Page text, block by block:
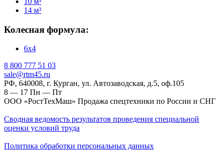
14 м³
Колесная формула:
6х4
‎8 800 777 51 03
sale@rtm45.ru
РФ, 640008, г. Курган, ул. Автозаводская, д.5, оф.105
8 — 17 Пн — Пт
ООО «РостТехМаш» Продажа спецтехники по России и СНГ
Сводная ведомость результатов проведения специальной
оценки условий труда
Политика обработки персональных данных